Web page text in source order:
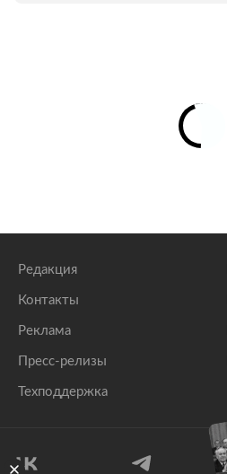
Редакция
Контакты
Реклама
Пресс-релизы
Техподдержка